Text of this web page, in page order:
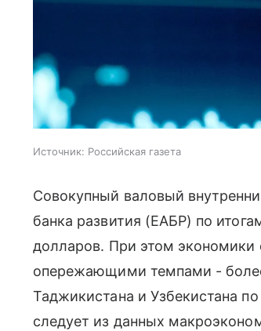
Источник: Российская газета
Совокупный валовый
банка развития (ЕАБР) по
долларов. При этом экономики
опережающими темпами -
Таджикистана и Узбекистана
следует из данных